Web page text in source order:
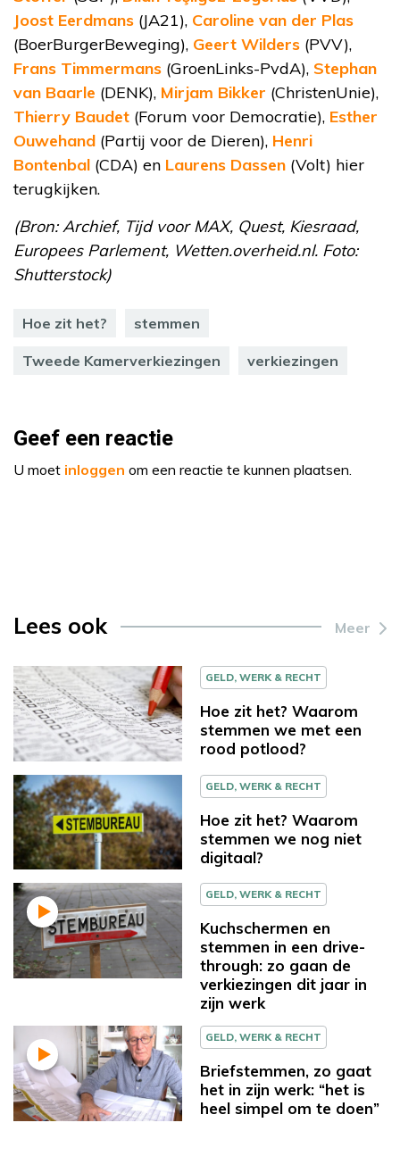
Joost Eerdmans (JA21), Caroline van der Plas
(BoerBurgerBeweging), Geert Wilders (PVV),
Frans Timmermans (GroenLinks-PvdA), Stephan
van Baarle (DENK), Mirjam Bikker (ChristenUnie),
Thierry Baudet (Forum voor Democratie), Esther
Ouwehand (Partij voor de Dieren), Henri
Bontenbal (CDA) en Laurens Dassen (Volt) hier
terugkijken.
(Bron: Archief, Tijd voor MAX, Quest, Kiesraad,
Europees Parlement, Wetten.overheid.nl. Foto:
Shutterstock)
Hoe zit het? stemmen
Tweede Kamerverkiezingen verkiezingen
Geef een reactie
U moet inloggen om een reactie te kunnen plaatsen.
Lees ook Meer
GELD, WERK & RECHT
Hoe zit het? Waarom
stemmen we met een
rood potlood?
GELD, WERK & RECHT
Hoe zit het? Waarom
stemmen we nog niet
digitaal?
GELD, WERK & RECHT
Kuchschermen en
stemmen in een drive-
through: zo gaan de
verkiezingen dit jaar in
zijn werk
GELD, WERK & RECHT
Briefstemmen, zo gaat
het in zijn werk: “het is
heel simpel om te doen”